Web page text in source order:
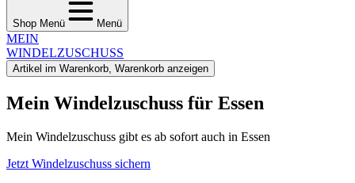
Shop Menü Menü
MEIN
WINDEL­ZUSCHUSS
Artikel im Warenkorb, Warenkorb anzeigen
Mein Windel­zuschuss für Essen
Mein Windelzuschuss gibt es ab sofort auch in Essen
Jetzt Windelzuschuss sichern